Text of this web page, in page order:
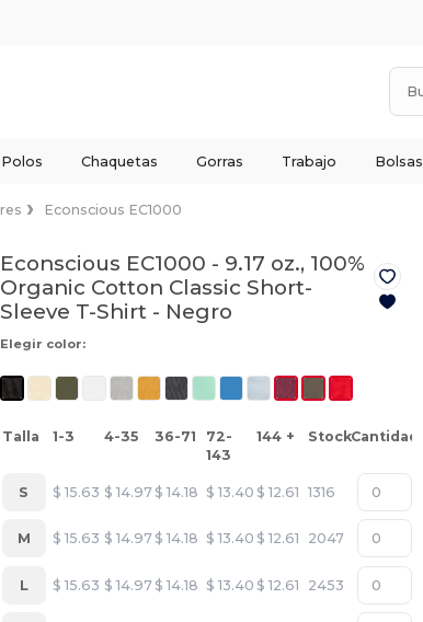
Polos Chaquetas Gorras Trabajo Bolsas
Econscious EC1000
Econscious EC1000 - 9.17 oz., 100%
Organic Cotton Classic Short-
Sleeve T-Shirt - Negro
Elegir color:
Talla 1-3 4-35 36-71
72-
143
144 + StockCantidad
S $ 15.63 $ 14.97 $ 14.18 $ 13.40 $ 12.61 1316
M $ 15.63 $ 14.97 $ 14.18 $ 13.40 $ 12.61 2047
L $ 15.63 $ 14.97 $ 14.18 $ 13.40 $ 12.61 2453